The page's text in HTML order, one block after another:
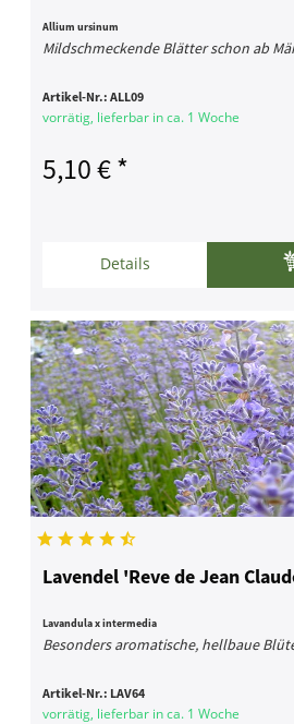
Allium ursinum
Mildschmeckende Blätter schon ab
Artikel-Nr.:ALL09
vorrätig, lieferbar in ca. 1 Woche
5,10 € *
Details
Lavendel 'Reve de Jean
Lavandula x intermedia
Besonders aromatische, hellbaue
Artikel-Nr.: LAV64
vorrätig, lieferbar in ca. 1 Woche